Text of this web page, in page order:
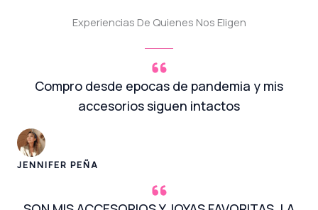
Experiencias De Quienes Nos Eligen
Compro desde epocas de pandemia y mis
accesorios siguen intactos
JENNIFER PEÑA